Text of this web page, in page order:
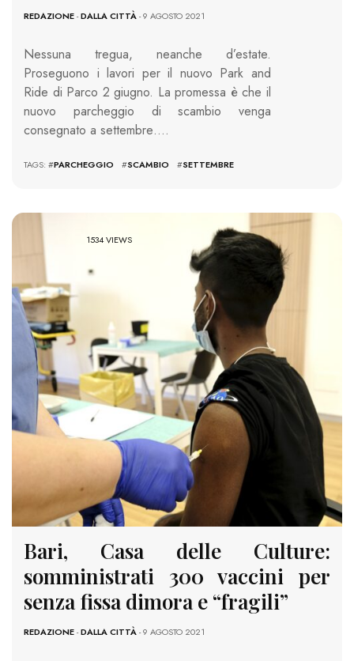
REDAZIONE-DALLA CITTÀ- 9 AGOSTO 2021
Nessuna tregua, neanche d’estate.
Proseguono i lavori per il nuovo Park and
Ride di Parco 2 giugno. La promessa è che il
nuovo parcheggio di scambio venga
consegnato a settembre….
TAGS: #PARCHEGGIO #SCAMBIO #SETTEMBRE
1534 VIEWS
Bari, Casa delle Culture:
somministrati 300 vaccini per
senza fissa dimora e “fragili”
REDAZIONE-DALLA CITTÀ- 9 AGOSTO 2021